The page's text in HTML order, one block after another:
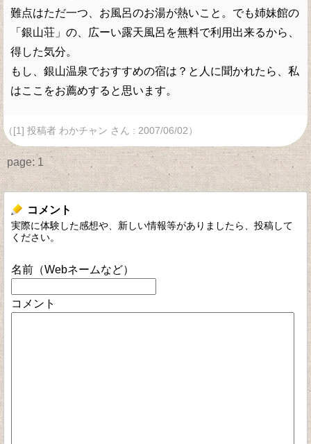
難点はただ一つ、お風呂のお湯が熱いこと。でも姉妹館の
「銀山荘」の、広ーい露天風呂を無料で利用出来るから、
得した気分。
もし、銀山温泉でおすすめの宿は？と人に聞かれたら、私
はここをお薦めすると思います。
（[1] 投稿者 わかチャン さん : 2007/06/02）
page: 1
コメント
実際に体験した感想や、新しい情報等がありましたら、投稿して
ください。
名前（Webネームなど）
コメント